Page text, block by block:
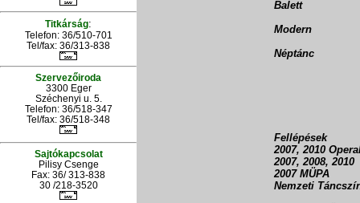
Titkárság:
Telefon: 36/510-701
Tel/fax: 36/313-838
Szervezőiroda
3300 Eger
Széchenyi u. 5.
Telefon: 36/518-347
Tel/fax: 36/518-348
Sajtókapcsolat
Pilisy Csenge
Fax: 36/ 313-838
30 /218-3520
Balett
Modern
Néptánc
Fellépések
2007, 2010
2007, 2008, 2010
2007 MÜPA
Nemzeti